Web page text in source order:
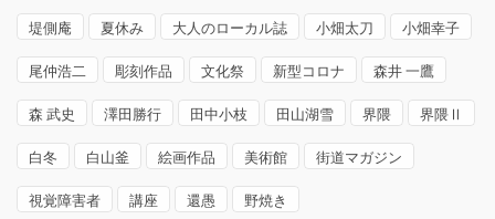
堤側庵 夏休み 大人のローカル誌 小畑太刀 小畑幸子
尾仲浩二 彫刻作品 文化祭 新型コロナ 森井 一鷹
森 武史 澤田勝行 田中小枝 田山湖雪 界隈 界隈Ⅱ
白冬 白山釜 絵画作品 美術館 街道マガジン
視覚障害者 講座 還愚 野焼き